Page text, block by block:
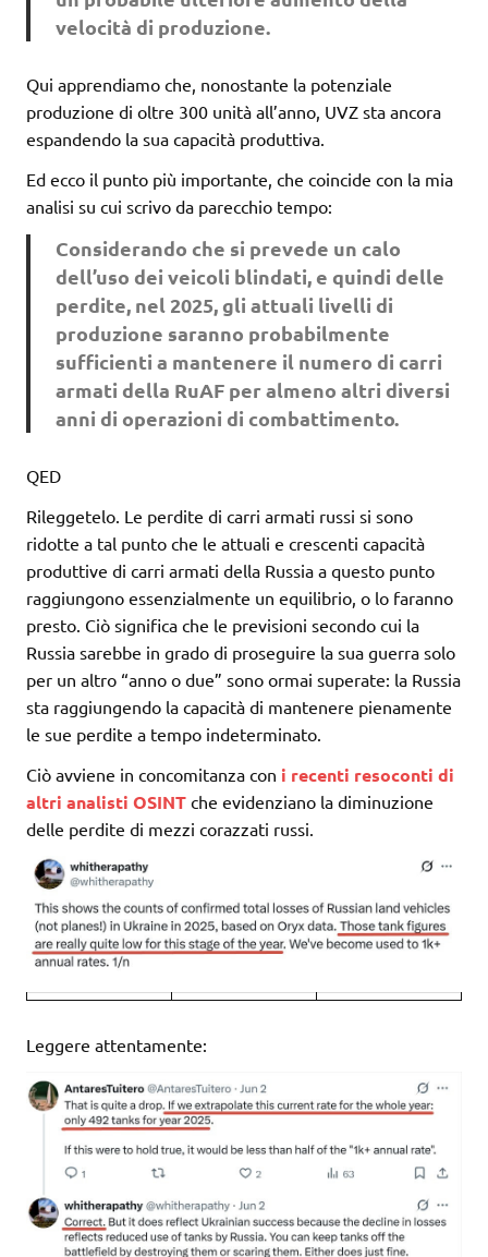
velocità di produzione.
Qui apprendiamo che, nonostante la potenziale
produzione di oltre 300 unità all’anno, UVZ sta ancora
espandendo la sua capacità produttiva.
Ed ecco il punto più importante, che coincide con la mia
analisi su cui scrivo da parecchio tempo:
Considerando che si prevede un calo
dell’uso dei veicoli blindati, e quindi delle
perdite, nel 2025, gli attuali livelli di
produzione saranno probabilmente
sufficienti a mantenere il numero di carri
armati della RuAF per almeno altri diversi
anni di operazioni di combattimento.
QED
Rileggetelo. Le perdite di carri armati russi si sono
ridotte a tal punto che le attuali e crescenti capacità
produttive di carri armati della Russia a questo punto
raggiungono essenzialmente un equilibrio, o lo faranno
presto. Ciò significa che le previsioni secondo cui la
Russia sarebbe in grado di proseguire la sua guerra solo
per un altro “anno o due” sono ormai superate: la Russia
sta raggiungendo la capacità di mantenere pienamente
le sue perdite a tempo indeterminato.
Ciò avviene in concomitanza con i recenti resoconti di
altri analisti OSINT che evidenziano la diminuzione
delle perdite di mezzi corazzati russi.
Leggere attentamente: